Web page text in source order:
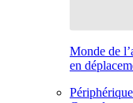
Monde de
en